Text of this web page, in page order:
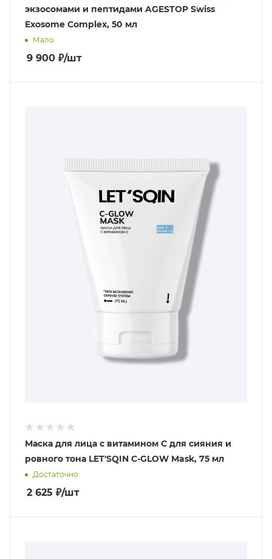
экзосомами и пептидами AGESTOP Swiss
Exosome Complex, 50 мл
Мало
9 900 ₽/шт
Маска для лица с витамином С для сияния и
ровного тона LET'SQIN C-GLOW Mask, 75 мл
Достаточно
2 625 ₽/шт